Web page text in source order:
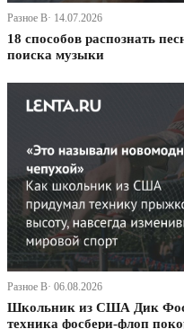
Разное В· 14.07.2026
18 способов распознать
поиска музыки
Разное В· 06.08.2026
Школьник из США Дик
техника фосбери-флоп